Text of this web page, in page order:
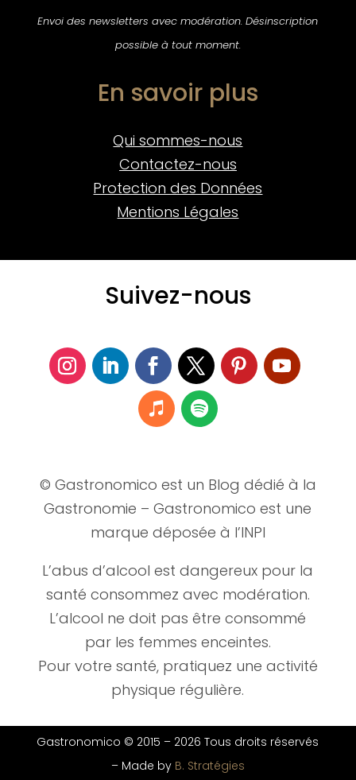
Envoi des newsletters avec modération. Désinscription
possible à tout moment.
En savoir plus
Qui sommes-nous
Contactez-nous
Protection des Données
Mentions Légales
Suivez-nous
© Gastronomico est un Blog dédié à la
Gastronomie – Gastronomico est une
marque déposée à l’INPI
L’abus d’alcool est dangereux pour la
santé consommez avec modération.
L’alcool ne doit pas être consommé
par les femmes enceintes.
Pour votre santé, pratiquez une activité
physique régulière.
Gastronomico © 2015 – 2026 Tous droits réservés
– Made by B. Stratégies